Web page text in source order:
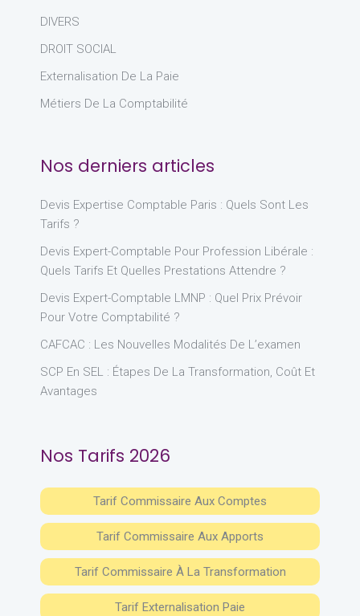
DIVERS
DROIT SOCIAL
Externalisation De La Paie
Métiers De La Comptabilité
Nos derniers articles
Devis Expertise Comptable Paris : Quels Sont Les
Tarifs ?
Devis Expert-Comptable Pour Profession Libérale :
Quels Tarifs Et Quelles Prestations Attendre ?
Devis Expert-Comptable LMNP : Quel Prix Prévoir
Pour Votre Comptabilité ?
CAFCAC : Les Nouvelles Modalités De L’examen
SCP En SEL : Étapes De La Transformation, Coût Et
Avantages
Nos Tarifs 2026
Tarif Commissaire Aux Comptes
Tarif Commissaire Aux Apports
Tarif Commissaire À La Transformation
Tarif Externalisation Paie